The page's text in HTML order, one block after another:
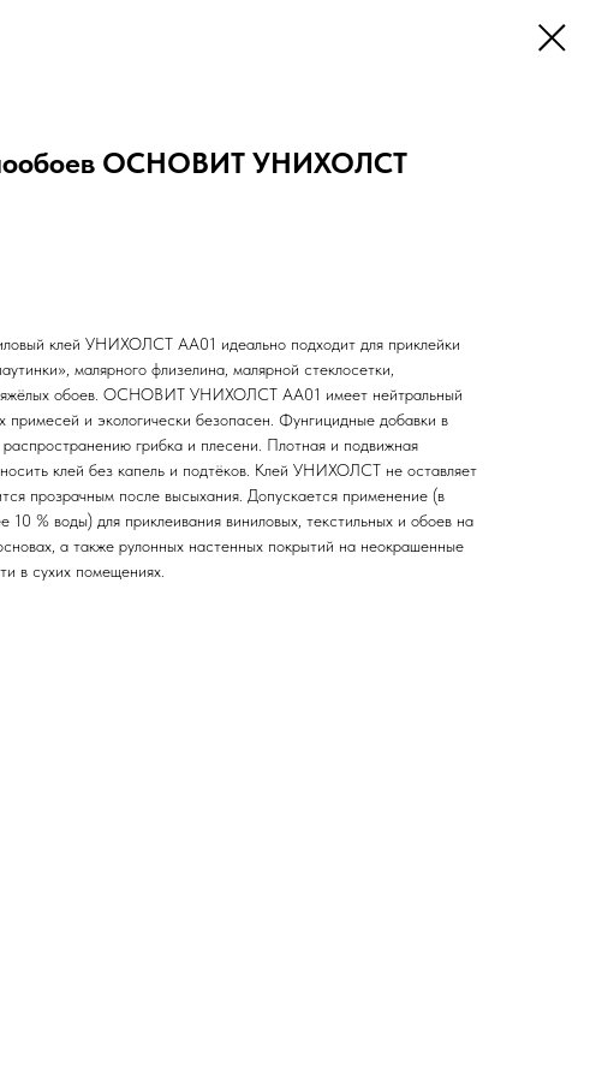
ОСНОВИТ УНИХОЛСТ
клей УНИХОЛСТ AA01 идеально подходит для приклейки
малярного флизелина, малярной стеклосетки,
тяжёлых обоев. ОСНОВИТ УНИХОЛСТ AA01 имеет нейтральный
примесей и экологически безопасен. Фунгицидные добавки в
распространению грибка и плесени. Плотная и подвижная
клей без капель и подтёков. Клей УНИХОЛСТ не оставляет
прозрачным после высыхания. Допускается применение (в
10 % воды) для приклеивания виниловых, текстильных и обоев на
а также рулонных настенных покрытий на неокрашенные
в сухих помещениях.